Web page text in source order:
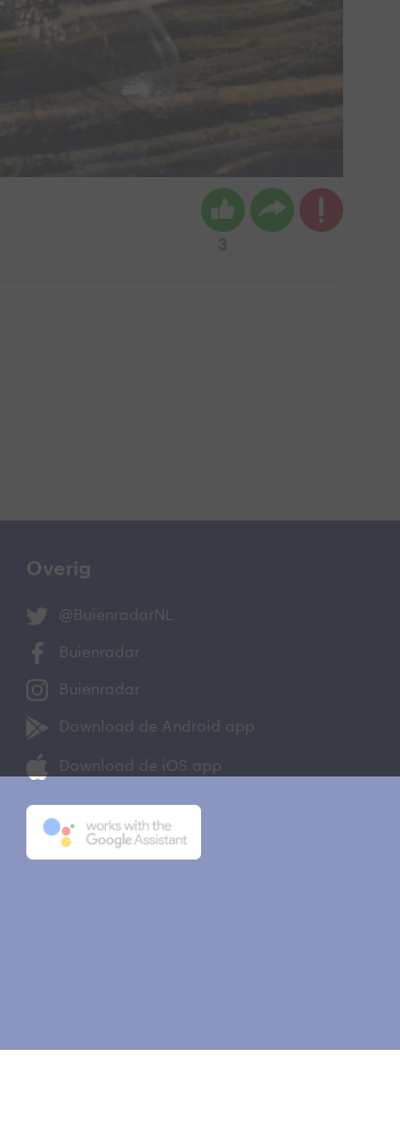
3
Overig
@BuienradarNL
Buienradar
Buienradar
Download de Android app
Download de iOS app